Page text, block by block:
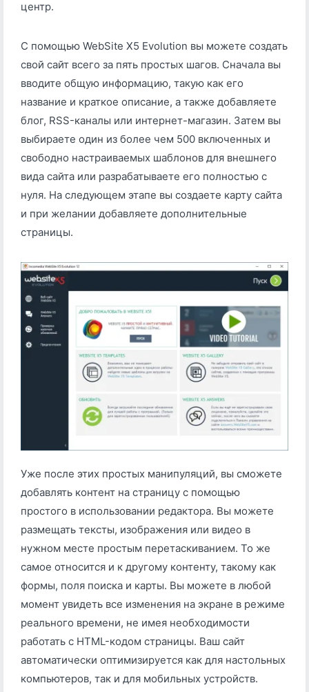
центр.
С помощью WebSite X5 Evolution вы можете создать
свой сайт всего за пять простых шагов. Сначала вы
вводите общую информацию, такую как его
название и краткое описание, а также добавляете
блог, RSS-каналы или интернет-магазин. Затем вы
выбираете один из более чем 500 включенных и
свободно настраиваемых шаблонов для внешнего
вида сайта или разрабатываете его полностью с
нуля. На следующем этапе вы создаете карту сайта
и при желании добавляете дополнительные
страницы.
Уже после этих простых манипуляций, вы сможете
добавлять контент на страницу с помощью
простого в использовании редактора. Вы можете
размещать тексты, изображения или видео в
нужном месте простым перетаскиванием. То же
самое относится и к другому контенту, такому как
формы, поля поиска и карты. Вы можете в любой
момент увидеть все изменения на экране в режиме
реального времени, не имея необходимости
работать с HTML-кодом страницы. Ваш сайт
автоматически оптимизируется как для настольных
компьютеров, так и для мобильных устройств.